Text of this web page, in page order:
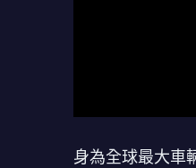
身為全球最大車